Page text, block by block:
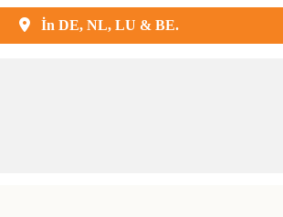
Kostenlose Lieferung und Montage
İn DE, NL, LU & BE.